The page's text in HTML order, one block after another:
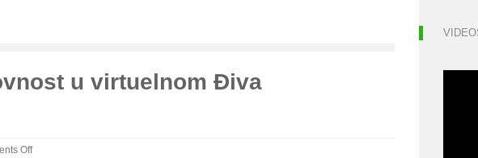
u virtuelnom Điva
Off